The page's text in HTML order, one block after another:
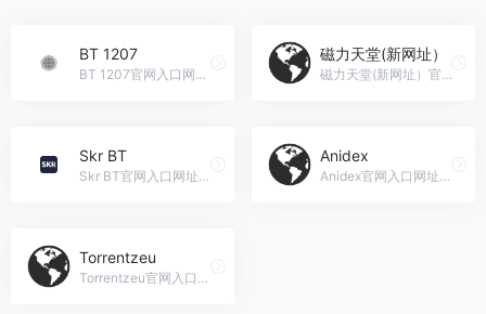
BT 1207
BT 1207官网入口网址，找AI工具,一个AIGC导航(生成式AI导航)网站就够了.AIGC导航是一个集国内外优秀的AI人工智能工具导航网站,为用户收集AI工具,文心一言,人工智能,AI写作工具,AI图片生成工具,AI语音生成器,AI视频工具,AI办公,AI营销等优秀的AI工具网站,欢迎AI工具创作者提交AI网址到AIGC导航,一起为互联网用户创造出更好用导航网站,助力人类提高生产力,AI颠覆你的想象!
磁力天堂(新网址）
磁力天堂(新网址）官网入口网址，找AI工具,一个AIGC导航(生成式AI导航)网站就够了.AIGC导航是一个集国内外优秀的AI人工智能工具导航网站,为用户收集AI工具,文心一言,人工智能,AI写作工具,AI图片生成工具,AI语音生成器,AI视频工具,AI办公,AI营销等优秀的AI工具网站,欢迎AI工具创作者提交AI网址到AIGC导航,一起为互联网用户创造出更好用导航网站,助力人类提高生产力,AI颠覆你的想象!
Skr BT
Skr BT官网入口网址，找AI工...
Anidex
Anidex官网入口网址，国外bt下载站，进不去就挂ti
Torrentzeu
Torrentzeu官网入口网址，支持中文资源搜索，备用：tor...